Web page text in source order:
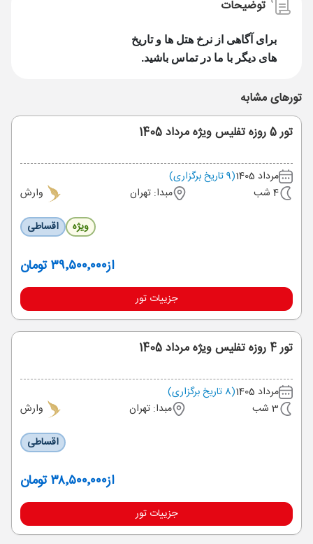
توضیحات
برای آگاهی از نرخ هتل ها و تاریخ
های دیگر با ما در تماس باشید.
تورهای مشابه
تور 5 روزه تفلیس ویژه مرداد 1405
مرداد 1405
(9 تاریخ برگزاری)
4 شب
مبدا: تهران
وارش
ویژه
اقساطی
از۳۹٬۵۰۰٬۰۰۰ تومان
جزییات تور
تور 4 روزه تفلیس ویژه مرداد 1405
مرداد 1405
(8 تاریخ برگزاری)
3 شب
مبدا: تهران
وارش
اقساطی
از۳۸٬۵۰۰٬۰۰۰ تومان
جزییات تور